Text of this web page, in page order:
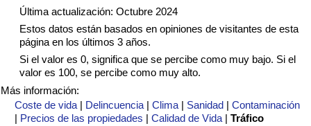
Última actualización: Octubre 2024
Estos datos están basados en opiniones de visitantes de esta
página en los últimos 3 años.
Si el valor es 0, significa que se percibe como muy bajo. Si el
valor es 100, se percibe como muy alto.
Más información:
Coste de vida | Delincuencia |Clima | Sanidad |Contaminación
| Precios de las propiedades |Calidad de Vida |Tráfico